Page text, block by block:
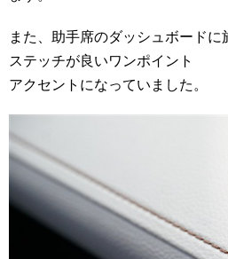
また、助手席のダッシュボード
ステッチが良いワンポイント
アクセントになっていました。